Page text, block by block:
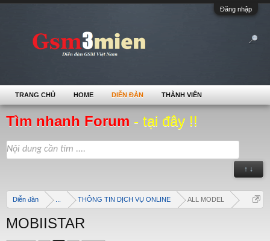
Đăng nhập
Tìm nhanh Forum - tại đây !!
↑ ↓
Diễn đàn THÔNG TIN DỊCH VỤ ONLINE ALL MODEL
MOBIISTAR
TRANG CHỦ HOME DIỄN ĐÀN THÀNH VIÊN